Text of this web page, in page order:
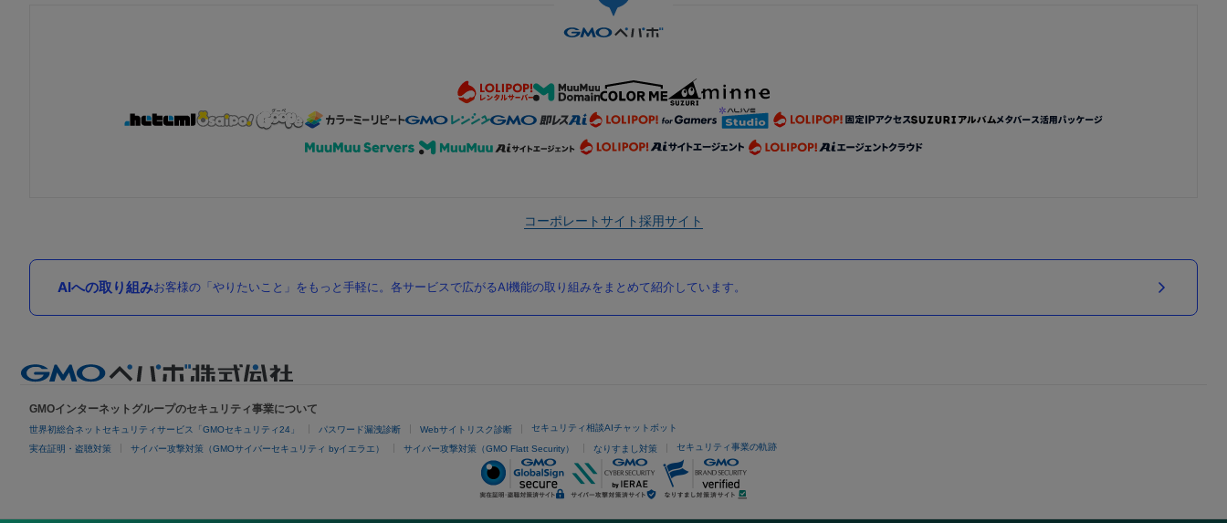
コーポレートサイト採用サイト
AIへの取り組みお客様の「やりたいこと」をもっと手軽に。各サービスで広がるAI機能の取り組みをまとめて紹介しています。
GMOインターネットグループのセキュリティ事業について
世界初総合ネットセキュリティサービス「GMOセキュリティ24」 パスワード漏洩診断 Webサイトリスク診断 セキュリティ相談AIチャットボット
実在証明・盗聴対策 サイバー攻撃対策（GMOサイバーセキュリティ byイエラエ） サイバー攻撃対策（GMO Flatt Security） なりすまし対策 セキュリティ事業の軌跡